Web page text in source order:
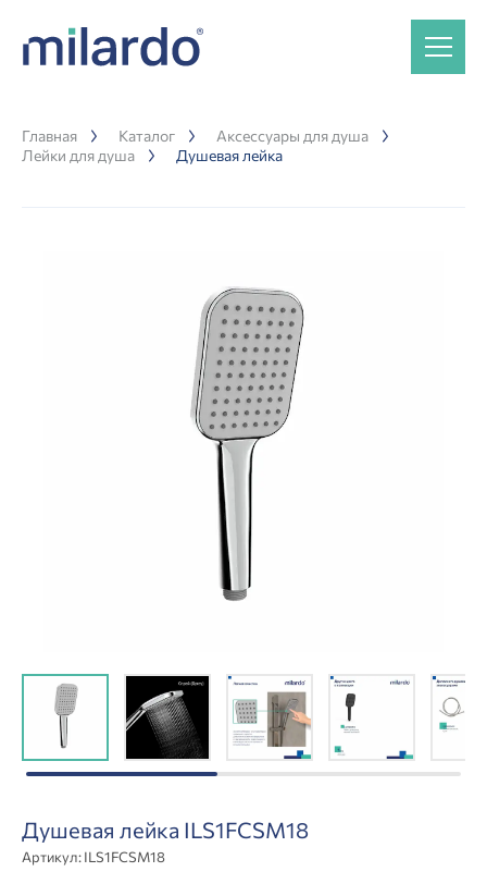
Главная Каталог
Аксессуары для душа
Лейки для душа
Душевая лейка
Душевая лейка ILS1FCSM18
Артикул:ILS1FCSM18